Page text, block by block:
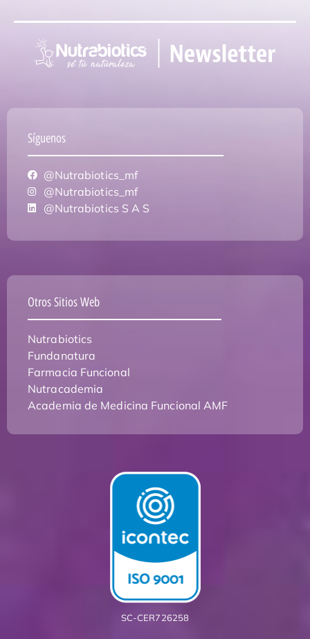
Síguenos
@Nutrabiotics_mf
@Nutrabiotics_mf
@Nutrabiotics S A S
Otros Sitios Web
Nutrabiotics
Fundanatura
Farmacia Funcional
Nutracademia
Academia de Medicina Funcional AMF
SC-CER726258